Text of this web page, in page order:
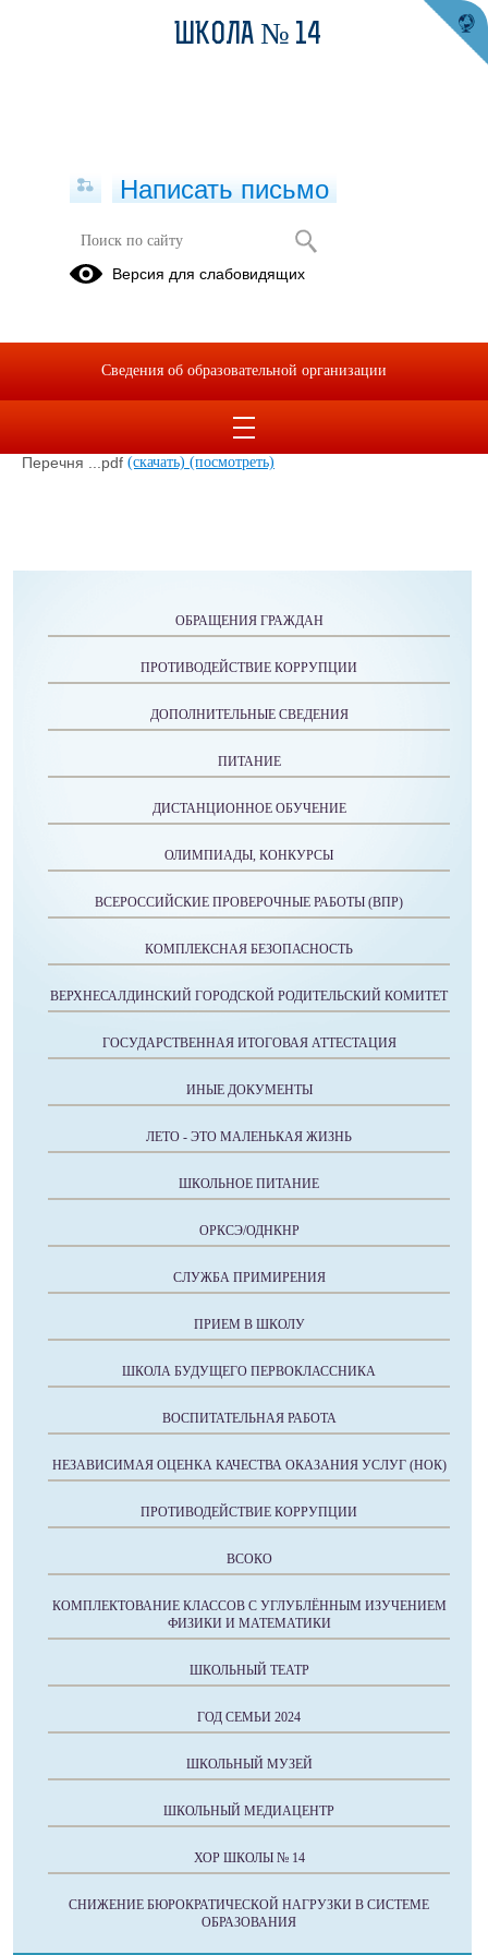
2024-2025
(скачать)
Приказ об утверждении Карты коррупционных рисков и
Перечня ...pdf (скачать) (посмотреть)
ОБРАЩЕНИЯ ГРАЖДАН
ПРОТИВОДЕЙСТВИЕ КОРРУПЦИИ
ДОПОЛНИТЕЛЬНЫЕ СВЕДЕНИЯ
ПИТАНИЕ
ДИСТАНЦИОННОЕ ОБУЧЕНИЕ
ОЛИМПИАДЫ, КОНКУРСЫ
ВСЕРОССИЙСКИЕ ПРОВЕРОЧНЫЕ РАБОТЫ (ВПР)
КОМПЛЕКСНАЯ БЕЗОПАСНОСТЬ
ВЕРХНЕСАЛДИНСКИЙ ГОРОДСКОЙ РОДИТЕЛЬСКИЙ КОМИТЕТ
ГОСУДАРСТВЕННАЯ ИТОГОВАЯ АТТЕСТАЦИЯ
ИНЫЕ ДОКУМЕНТЫ
ЛЕТО - ЭТО МАЛЕНЬКАЯ ЖИЗНЬ
ШКОЛЬНОЕ ПИТАНИЕ
ОРКСЭ/ОДНКНР
СЛУЖБА ПРИМИРЕНИЯ
ПРИЕМ В ШКОЛУ
ШКОЛА БУДУЩЕГО ПЕРВОКЛАССНИКА
ВОСПИТАТЕЛЬНАЯ РАБОТА
НЕЗАВИСИМАЯ ОЦЕНКА КАЧЕСТВА ОКАЗАНИЯ УСЛУГ (НОК)
ПРОТИВОДЕЙСТВИЕ КОРРУПЦИИ
ВСОКО
КОМПЛЕКТОВАНИЕ КЛАССОВ С УГЛУБЛЁННЫМ ИЗУЧЕНИЕМ
ФИЗИКИ И МАТЕМАТИКИ
ШКОЛЬНЫЙ ТЕАТР
ГОД СЕМЬИ 2024
ШКОЛЬНЫЙ МУЗЕЙ
ШКОЛЬНЫЙ МЕДИАЦЕНТР
ХОР ШКОЛЫ № 14
СНИЖЕНИЕ БЮРОКРАТИЧЕСКОЙ НАГРУЗКИ В СИСТЕМЕ
ОБРАЗОВАНИЯ
ШКОЛА № 14
Написать письмо
Версия для слабовидящих
Сведения об образовательной организации